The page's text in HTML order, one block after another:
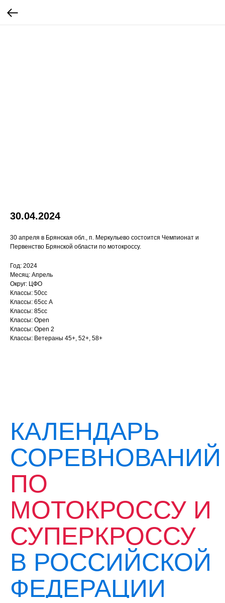
30.04.2024
30 апреля в Брянская обл., п. Меркульево состоится Чемпионат и
Первенство Брянской области по мотокроссу.
Год: 2024
Месяц: Апрель
Округ: ЦФО
Классы: 50сс
Классы: 65сс A
Классы: 85сс
Классы: Open
Классы: Open 2
Классы: Ветераны 45+, 52+, 58+
КАЛЕНДАРЬ
СОРЕВНОВАНИЙ
ПО
МОТОКРОССУ И
СУПЕРКРОССУ
В РОССИЙСКОЙ
ФЕДЕРАЦИИ